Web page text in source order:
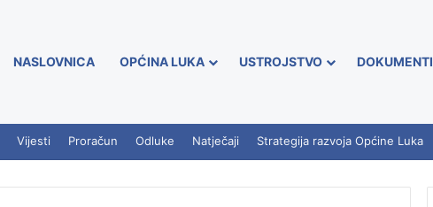
NASLOVNICA OPĆINA LUKA USTROJSTVO DOKUMENTI
Vijesti Proračun Odluke Natječaji Strategija razvoja Općine Luka